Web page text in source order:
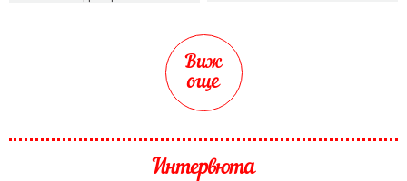
Виж
още
Интервюта